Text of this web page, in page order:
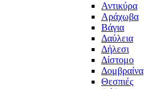
Αντικύρα
Αράχωβα
Βάγια
Δαύλεια
Δήλεσι
Δίστομο
Δομβραίνα
Θεσπιές